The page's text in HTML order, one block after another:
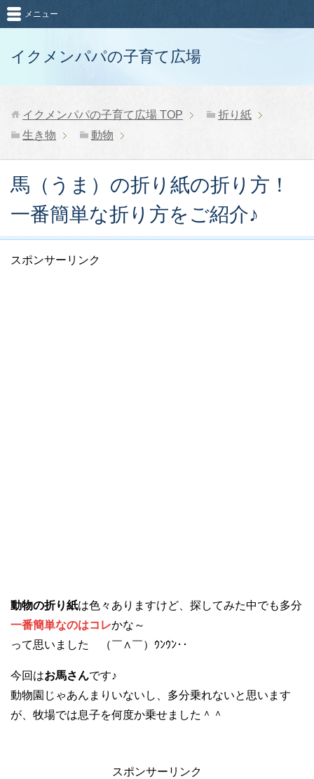
イクメンパパの子育て広場
メニュー
イクメンパパの子育て広場 TOP
折り紙
生き物
動物
馬（うま）の折り紙の折り方！
一番簡単な折り方をご紹介♪
スポンサーリンク
動物の折り紙は色々ありますけど、探してみた中でも多分
一番簡単なのはコレかな～
って思いました （￣∧￣）ｳﾝｳﾝ･･
今回はお馬さんです♪
動物園じゃあんまりいないし、多分乗れないと思います
が、牧場では息子を何度か乗せました＾＾
スポンサーリンク